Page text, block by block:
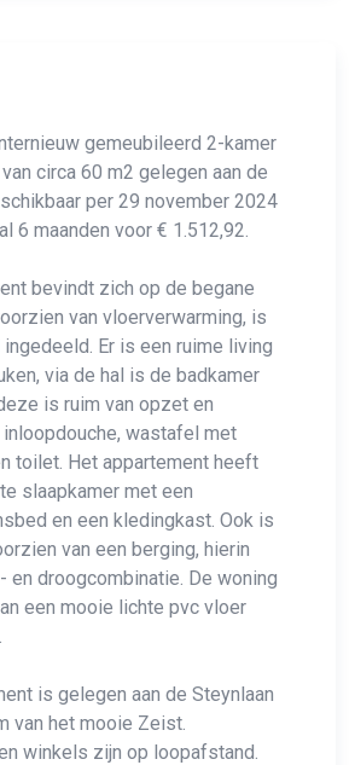
gemeubileerd 2-kamer
circa 60 m2 gelegen aan de
per 29 november 2024
6 maanden voor € 1.512,92.
bevindt zich op de begane
van vloerverwarming, is
Er is een ruime living
via de hal is de badkamer
is ruim van opzet en
wastafel met
toilet. Het appartement heeft
slaapkamer met een
en een kledingkast. Ook is
van een berging, hierin
en droogcombinatie. De woning
een mooie lichte pvc vloer
is gelegen aan de Steynlaan
van het mooie Zeist.
winkels zijn op loopafstand.